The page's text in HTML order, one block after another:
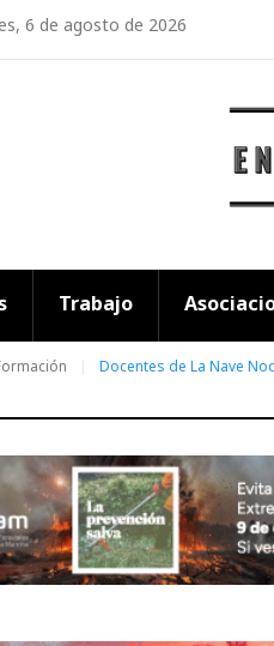
6 de agosto de 2026
Trabajo
Docentes de La Nave